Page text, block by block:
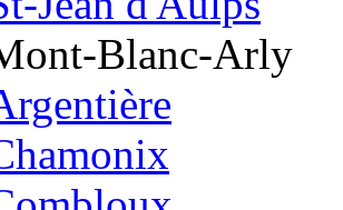
Blanc-Arly